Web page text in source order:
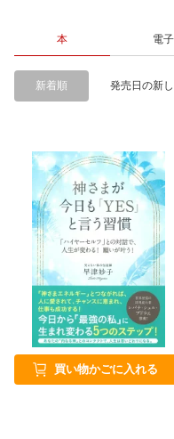
本 電
新着順 発売日の新
買い物かごに入れる